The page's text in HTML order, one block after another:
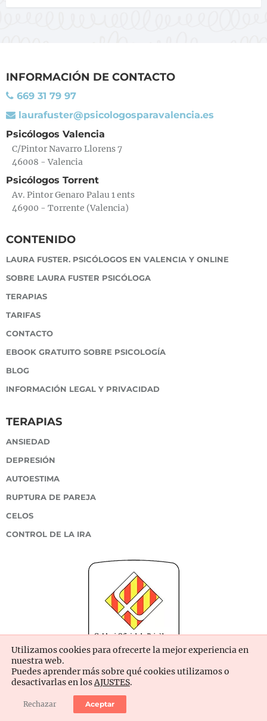
INFORMACIÓN DE CONTACTO
669 31 79 97
laurafuster@psicologosparavalencia.es
Psicólogos Valencia
C/Pintor Navarro Llorens 7
46008 - Valencia
Psicólogos Torrent
Av. Pintor Genaro Palau 1 ents
46900 - Torrente (Valencia)
CONTENIDO
LAURA FUSTER. PSICÓLOGOS EN VALENCIA Y ONLINE
SOBRE LAURA FUSTER PSICÓLOGA
TERAPIAS
TARIFAS
CONTACTO
EBOOK GRATUITO SOBRE PSICOLOGÍA
BLOG
INFORMACIÓN LEGAL Y PRIVACIDAD
TERAPIAS
ANSIEDAD
DEPRESIÓN
AUTOESTIMA
RUPTURA DE PAREJA
CELOS
CONTROL DE LA IRA
Utilizamos cookies para ofrecerte la mejor experiencia en
nuestra web.
Puedes aprender más sobre qué cookies utilizamos o
desactivarlas en losAJUSTES.
Aceptar
Rechazar